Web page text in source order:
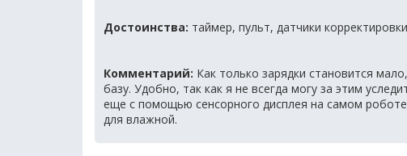
Достоинства: таймер, пульт, датчики
Комментарий: Как только зарядки становится
базу. Удобно, так как я не всегда могу за этим
еще с помощью сенсорного дисплея на самом
для влажной.